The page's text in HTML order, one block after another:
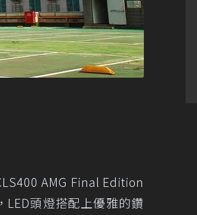
AMG Final Edition
頭燈搭配上優雅的鑽